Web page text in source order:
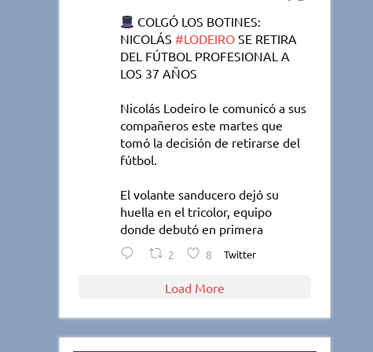
COLGÓ LOS BOTINES:
NICOLÁS#LODEIRO SE RETIRA
DEL FÚTBOL PROFESIONAL A
LOS 37 AÑOS
Nicolás Lodeiro le comunicó a sus
compañeros este martes que
tomó la decisión de retirarse del
fútbol.
El volante sanducero dejó su
huella en el tricolor, equipo
donde debutó en primera
2 8 Twitter
Load More